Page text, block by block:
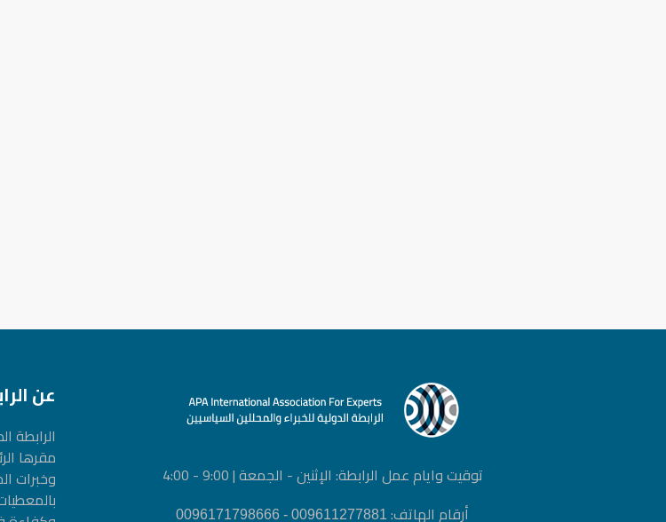
توقيت وايام عمل الرابطة: الإثنين - الجمعة | 9:00 - 4:00
أرقام الهاتف: 009611277881 - 0096171798666
عن
الرابطة
مقرها
وخبرات